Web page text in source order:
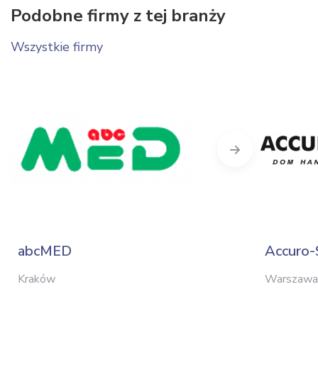
Podobne firmy z tej branży
Wszystkie firmy
abcMED
Kraków
Accuro-
Warszawa
Next